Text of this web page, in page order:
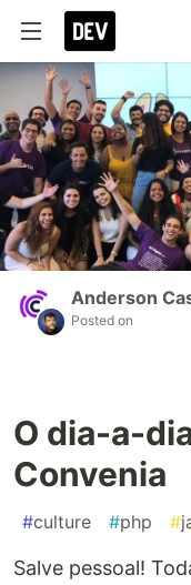
Anderson
Posted on
O dia-a-
Convenia
#culture #php #
Salve pessoal!